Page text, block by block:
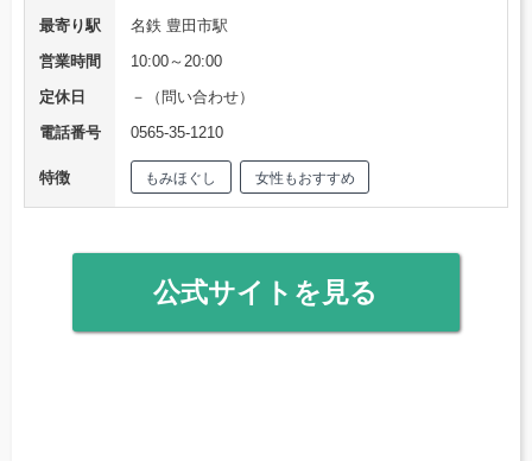
最寄り駅
名鉄 豊田市駅
営業時間
10:00～20:00
定休日
－（問い合わせ）
電話番号
0565-35-1210
特徴 もみほぐし 女性もおすすめ
公式サイトを見る